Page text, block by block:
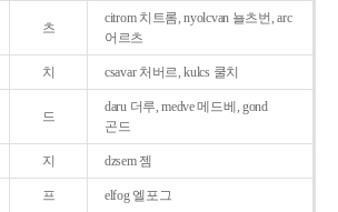
츠
citrom 치트롬, nyolcvan 뇰츠번, arc
어르츠
치 csavar 처버르, kulcs 쿨치
드
daru 더루, medve 메드베, gond
곤드
지 dzsem 젬
프 elfog 엘포그